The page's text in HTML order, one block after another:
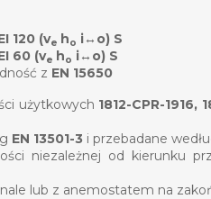
120 (ve ho i↔o) S
60 (ve ho i↔o) S
z EN 15650
użytkowych 1812-CPR-1916,
EN 13501-3 i przebadane
niezależnej od kierunku
lub z anemostatem na